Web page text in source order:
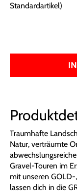
Standardartikel)
Traumhafte
Natur, verträumte
Gravel-Touren im
mit unseren
lassen dich in die